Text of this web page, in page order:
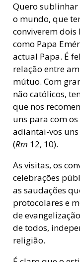
Quero sublinhar
o mundo, que
conviverem dois
como Papa
actual Papa. É
relação entre
mútuo. Com
não católicos,
que nos
uns para com
adiantai-vos
(Rm 12, 10).
As visitas, os
celebrações
as saudações
protocolares e
de
de todos,
religião.